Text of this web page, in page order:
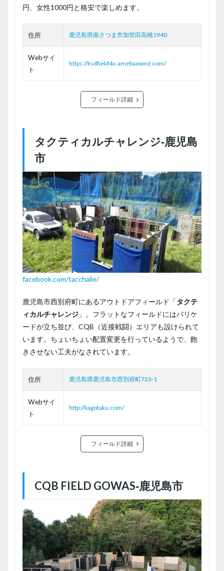
円、女性1000円と格安で楽しめます。
住所 鹿児島県南さつま市加世田高橋1940
Webサイ
ト
https://ksdfield4u.amebaownd.com/
フィールド詳細
タクティカルチャレンジ‐鹿児島
市
facebook.com/tacchalle/
鹿児島市西別府町にあるアウトドアフィールド「タクテ
ィカルチャレンジ 」。フラットなフィールドにはバリケ
ードが立ち並び、CQB（近接戦闘）エリアも設けられて
います。ちょいちょい配置変更を行っているようで、飽
きさせない工夫がなされています。
住所 鹿児島県鹿児島市西別府町723-1
Webサイ
ト
http://kagotaku.com/
フィールド詳細
CQB FIELD GOWAS‐鹿児島市